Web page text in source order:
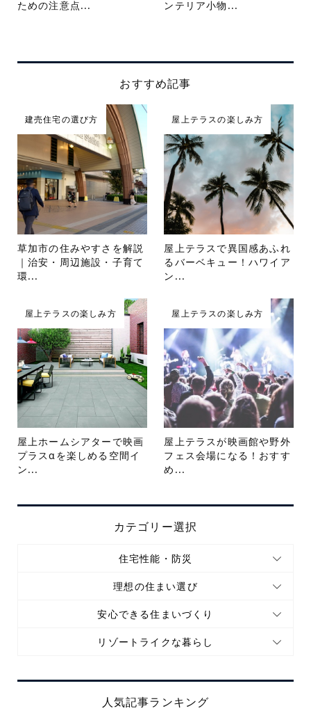
ための注意点...
ンテリア小物...
おすすめ記事
建売住宅の選び方
草加市の住みやすさを解説
｜治安・周辺施設・子育て
環...
屋上テラスの楽しみ方
屋上テラスで異国感あふれ
るバーベキュー！ハワイア
ン...
屋上テラスの楽しみ方
屋上ホームシアターで映画
プラスαを楽しめる空間イ
ン...
屋上テラスの楽しみ方
屋上テラスが映画館や野外
フェス会場になる！おすす
め...
カテゴリー選択
住宅性能・防災
理想の住まい選び
安心できる住まいづくり
リゾートライクな暮らし
人気記事ランキング